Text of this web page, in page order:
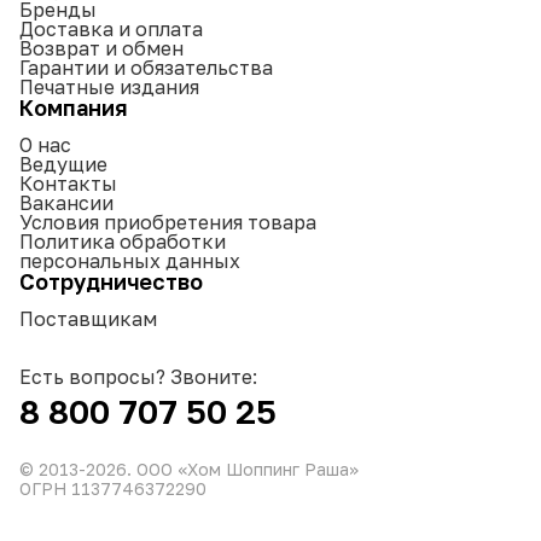
Бренды
Доставка и оплата
Возврат и обмен
Гарантии и обязательства
Печатные издания
Компания
О нас
Ведущие
Контакты
Вакансии
Условия приобретения товара
Политика обработки
персональных данных
Сотрудничество
Поставщикам
Есть вопросы? Звоните:
8 800 707 50 25
© 2013-2026. ООО «Хом Шоппинг Раша»
ОГРН 1137746372290